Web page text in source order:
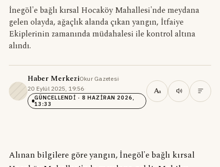
İnegöl'e bağlı kırsal Hocaköy Mahallesi'nde meydana
gelen olayda, ağaçlık alanda çıkan yangın, İtfaiye
Ekiplerinin zamanında müdahalesi ile kontrol altına
alındı.
Haber MerkeziOkur Gazetesi·
20 Eylül 2025, 19:56·
GÜNCELLENDI · 8 HAZIRAN 2026,
13:33
Aa
Alınan bilgilere göre yangın, İnegöl'e bağlı kırsal